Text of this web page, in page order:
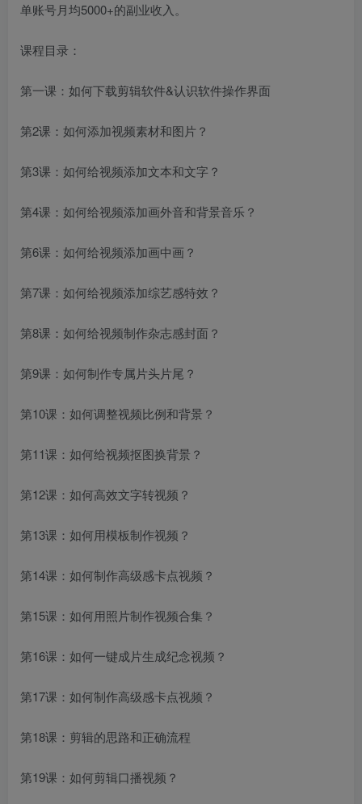
单账号月均5000+的副业收入。
课程目录：
第一课：如何下载剪辑软件&认识软件操作界面
第2课：如何添加视频素材和图片？
第3课：如何给视频添加文本和文字？
第4课：如何给视频添加画外音和背景音乐？
第6课：如何给视频添加画中画？
第7课：如何给视频添加综艺感特效？
第8课：如何给视频制作杂志感封面？
第9课：如何制作专属片头片尾？
第10课：如何调整视频比例和背景？
第11课：如何给视频抠图换背景？
第12课：如何高效文字转视频？
第13课：如何用模板制作视频？
第14课：如何制作高级感卡点视频？
第15课：如何用照片制作视频合集？
第16课：如何一键成片生成纪念视频？
第17课：如何制作高级感卡点视频？
第18课：剪辑的思路和正确流程
第19课：如何剪辑口播视频？